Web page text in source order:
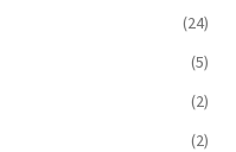
(24)
(5)
(2)
(2)